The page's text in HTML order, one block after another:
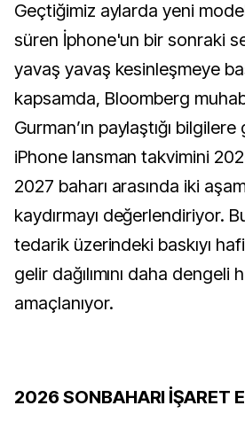
Geçtiğimiz aylarda yeni modelini piyasaya
süren İphone'un bir sonraki
yavaş yavaş kesinleşmeye
kapsamda, Bloomberg
Gurman’ın paylaştığı
iPhone lansman takvimini
2027 baharı arasında iki
kaydırmayı değerlendiriyor.
tedarik üzerindeki baskıyı
gelir dağılımını daha dengeli
amaçlanıyor.
2026 SONBAHARI İŞARET